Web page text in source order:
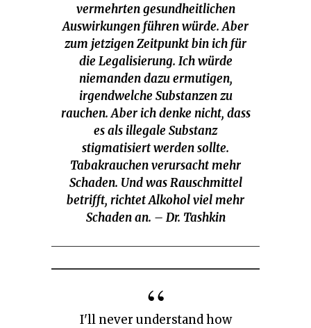
vermehrten gesundheitlichen
Auswirkungen führen würde. Aber
zum jetzigen Zeitpunkt bin ich für
die Legalisierung. Ich würde
niemanden dazu ermutigen,
irgendwelche Substanzen zu
rauchen. Aber ich denke nicht, dass
es als illegale Substanz
stigmatisiert werden sollte.
Tabakrauchen verursacht mehr
Schaden. Und was Rauschmittel
betrifft, richtet Alkohol viel mehr
Schaden an. – Dr. Tashkin
I'll never understand how